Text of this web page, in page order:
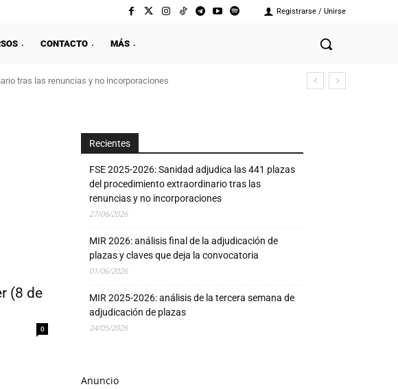
Registrarse / Unirse
CONTACTO MÁS
tras las renuncias y no incorporaciones
(8 de
0
Recientes
FSE 2025-2026: Sanidad adjudica las 441 plazas
del procedimiento extraordinario tras las
renuncias y no incorporaciones
27/06/2026
MIR 2026: análisis final de la adjudicación de
plazas y claves que deja la convocatoria
01/06/2026
MIR 2025-2026: análisis de la tercera semana de
adjudicación de plazas
24/05/2026
Anuncio